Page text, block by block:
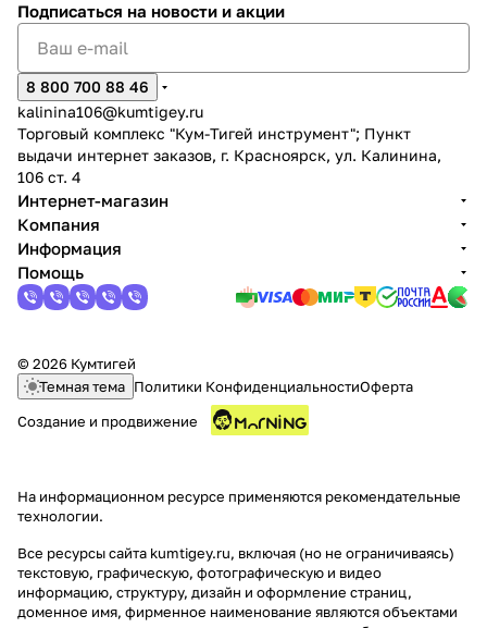
Подписаться на новости и акции
8 800 700 88 46
kalinina106@kumtigey.ru
Торговый комплекс "Кум-Тигей инструмент"; Пункт
выдачи интернет заказов, г. Красноярск, ул. Калинина,
106 ст. 4
Интернет-магазин
Компания
Информация
Помощь
© 2026 Кумтигей
Темная тема Политики КонфиденциальностиОферта
Создание и продвижение
На информационном ресурсе применяются рекомендательные
технологии.
Все ресурсы сайта kumtigey.ru, включая (но не ограничиваясь)
текстовую, графическую, фотографическую и видео
информацию, структуру, дизайн и оформление страниц,
доменное имя, фирменное наименование являются объектами
раз в 2 недели